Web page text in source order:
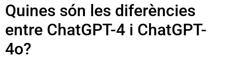
Quines són les diferències
entre ChatGPT-4 i ChatGPT-
4o?